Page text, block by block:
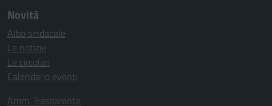
Novità
Albo sindacale
Le notizie
Le circolari
Calendario eventi
Amm. Trasparente